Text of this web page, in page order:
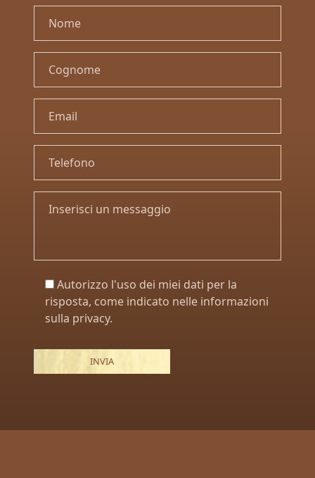
Autorizzo l'uso dei miei dati per la
risposta, come indicato nelle informazioni
sulla privacy.